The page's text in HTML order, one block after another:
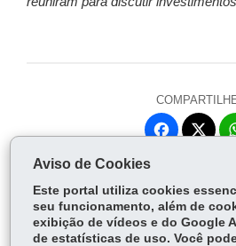
Fa
ok
itt
er
Aviso de Cookies
Este portal utiliza cookies
seu funcionamento, além de
exibição de vídeos e do Google
de estatísticas de uso. Você